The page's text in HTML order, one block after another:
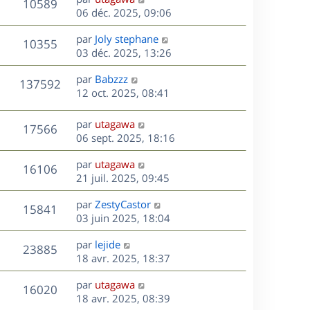
g
e
s
a
g
e
m
e
s
s
a
g
e
e
s
i
e
r
m
e
s
s
a
g
e
10589
u
e
s
e
r
n
i
e
r
m
e
s
s
a
g
e
06 déc. 2025, 09:06
10355V
u
e
D
e
r
n
i
e
r
m
e
s
s
a
g
e
par Joly stephane
03 déc. 2025, 13:26
137592V
u
D
e
n
i
e
r
m
e
s
s
a
g
e
par Babzzz
12 oct. 2025, 08:41
17566V
u
e
D
e
r
n
i
e
r
m
e
s
s
a
g
e
par utagawa
06 sept. 2025, 18:16
16106V
u
D
e
r
n
i
e
r
m
e
s
s
par utagawa
21 juil. 2025, 09:45
15841
u
s
D
e
r
n
i
e
r
m
par ZestyCastor
03 juin 2025, 18:04
23885V
u
D
e
r
n
i
par lejide
18 avr. 2025, 18:37
16020V
D
e
par utagawa
18 avr. 2025, 08:39